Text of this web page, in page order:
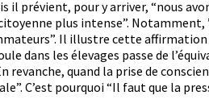
il prévient, pour y arriv­er, “nous
plus intense”.
Il illus­tre cette affir­ma­tion
dans les éle­vages passe de
revanche, quand la prise de
C’est pourquoi “Il faut que la